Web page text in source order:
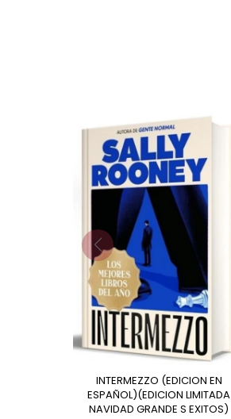
INTERMEZZO (EDICION EN
ESPAÑOL)(EDICION LIMITADA
NAVIDAD GRANDE S EXITOS)